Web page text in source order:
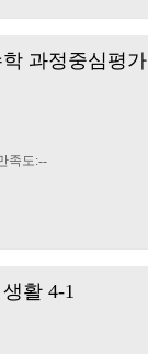
과정중심평가
족도:--
활 4-1